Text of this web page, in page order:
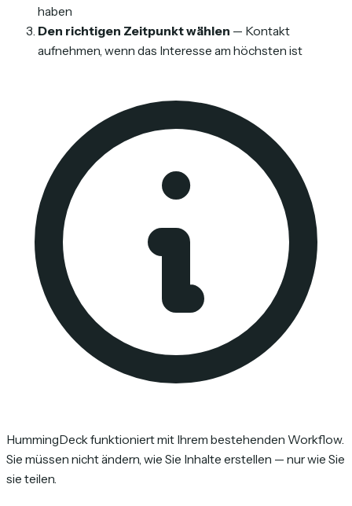
haben
Den richtigen Zeitpunkt wählen — Kontakt
aufnehmen, wenn das Interesse am höchsten ist
HummingDeck funktioniert mit Ihrem bestehenden Workflow.
Sie müssen nicht ändern, wie Sie Inhalte erstellen — nur wie Sie
sie teilen.